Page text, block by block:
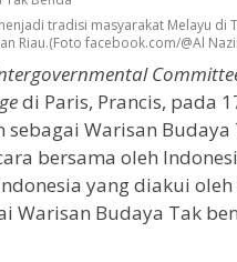
tradisi masyarakat Melayu di
Riau.(Foto facebook.com/@Al
di Paris, Prancis, pada
Warisan Budaya
bersama oleh
yang diakui oleh
Warisan Budaya Tak